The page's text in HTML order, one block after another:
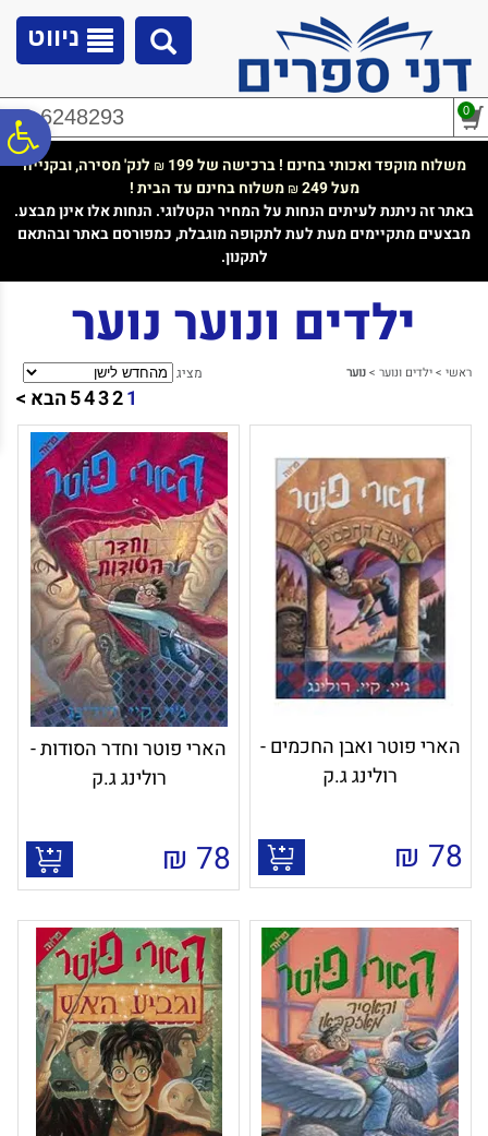
נגישות
ניווט
02-6248293 0
משלוח מוקפד ואכותי בחינם ! ברכישה של 199 ₪ לנק' מסירה, ובקנייה
מעל 249
₪משלוח בחינם עד הבית !
באתר זה ניתנת לעיתים הנחות על המחיר הקטלוגי. הנחות אלו אינן מבצע.
מבצעים מתקיימים מעת לעת לתקופה מוגבלת, כמפורסם באתר ובהתאם
לתקנון.
ילדים ונוער נוער
ראשי >ילדים ונוער >נוער מציג
1
2
3
4
5הבא >
הארי פוטר ואבן החכמים -
רולינג ג.ק
78
₪
הארי פוטר וחדר הסודות -
רולינג ג.ק
78
₪